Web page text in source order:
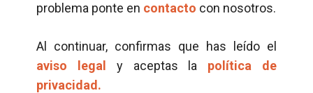
problema ponte en contacto con nosotros.
Al continuar, confirmas que has leído el
aviso legal
y aceptas la política de
privacidad.